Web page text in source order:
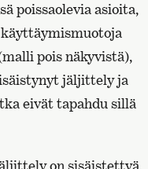
poissaolevia asioita,
pois näkyvistä),
jäljittely ja
eivät tapahdu sillä